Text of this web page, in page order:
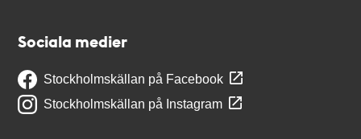
Sociala medier
Stockholmskällan på Facebook
Stockholmskällan på Instagram